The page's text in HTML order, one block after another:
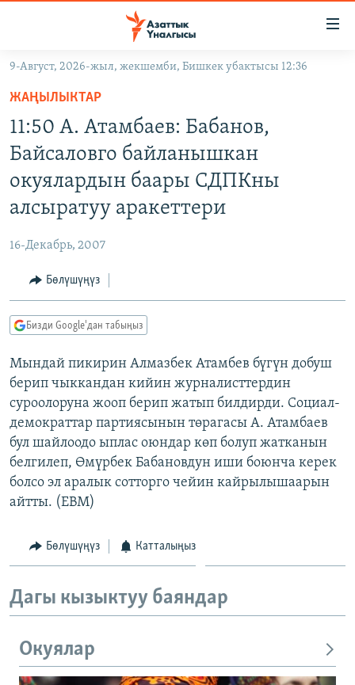
Навигацияга
өтүңүз
салыңыз
БҮГҮН АЗАТТЫКТА
ЭКСПЕРТТЕР ТАЛДАЙТ
БИЗ ЖАНА ДҮЙНӨ
ЭЖЕ-СИҢДИЛЕР
АЗАТТЫК+
ЫҢГАЙСЫЗ СУРООЛОР
ПОДКАСТ
ӨЗГӨЧӨ ПИКИР
Русский
ОНЛАЙН ШЕРИНЕ
ЭЕ/АРнун бардык сайттары
9-Август, 2026-жыл, жекшемби, Бишкек убактысы 12:36
ЖАҢЫЛЫКТАР
11:50 А. Атамбаев: Бабанов,
Байсаловго байланышкан
окуялардын баары СДПКны
алсыратуу аракеттери
16-Декабрь, 2007
Бөлүшүңүз
Бизди Google'дан табыңыз
Мындай пикирин Алмазбек Атамбев бүгүн добуш
берип чыккандан кийин журналисттердин
суроолоруна жооп берип жатып билдирди. Социал-
демократтар партиясынын төрагасы А. Атамбаев
бул шайлоодо ыплас оюндар көп болуп жатканын
белгилеп, Өмүрбек Бабановдун иши боюнча керек
болсо эл аралык сотторго чейин кайрылышаарын
айтты. (EBM)
Бөлүшүңүз Катталыңыз
Дагы кызыктуу баяндар
Окуялар